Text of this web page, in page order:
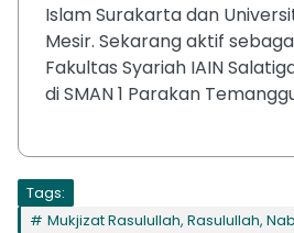
Islam Surakarta dan
Mesir. Sekarang aktif
Fakultas Syariah IAIN
di SMAN 1 Parakan
Tags:
Mukjizat Rasulullah, Rasulullah,